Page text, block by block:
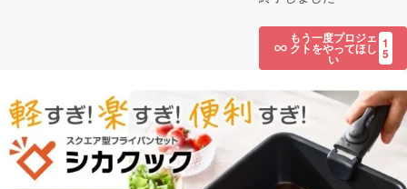
もう一度プロジェ
クトをやってほし
い
1
5